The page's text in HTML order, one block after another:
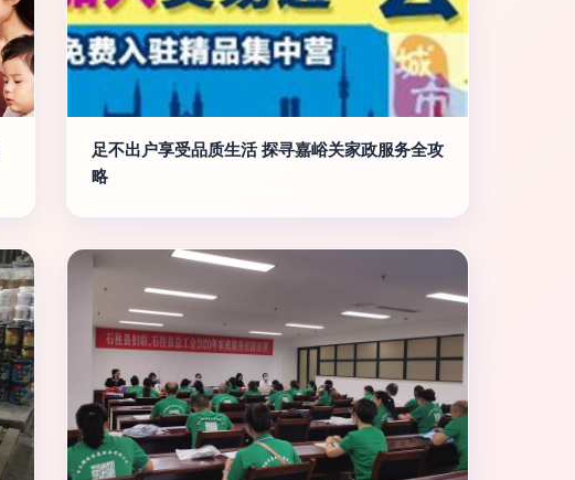
足不出户享受品质生活 探寻嘉峪关家政服务全攻
略